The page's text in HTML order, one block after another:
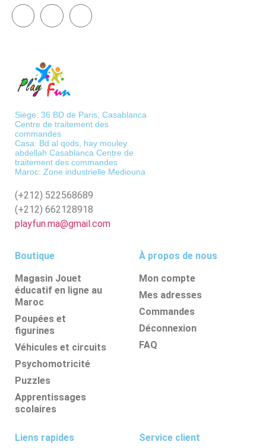
Siège: 36 BD de Paris, Casablanca
Centre de traitement des
commandes
Casa: Bd al qods, hay mouley
abdellah Casablanca Centre de
traitement des commandes
Maroc: Zone industrielle Mediouna
(+212) 522568689
(+212) 662128918
playfun.ma@gmail.com
Boutique
Magasin Jouet
éducatif en ligne au
Maroc
Poupées et
figurines
Véhicules et circuits
Psychomotricité
Puzzles
Apprentissages
scolaires
À propos de nous
Mon compte
Mes adresses
Commandes
Déconnexion
FAQ
Liens rapides Service client